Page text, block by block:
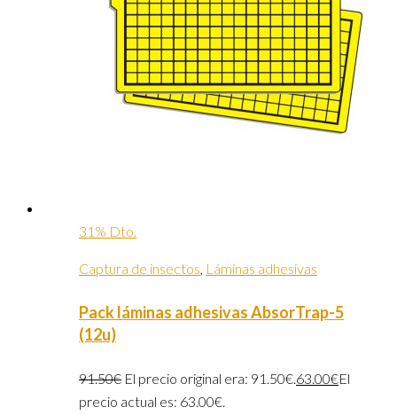
31% Dto.
Captura de insectos, Láminas adhesivas
Pack láminas adhesivas AbsorTrap-5
(12u)
91.50€ El precio original era: 91.50€.63.00€El
precio actual es: 63.00€.